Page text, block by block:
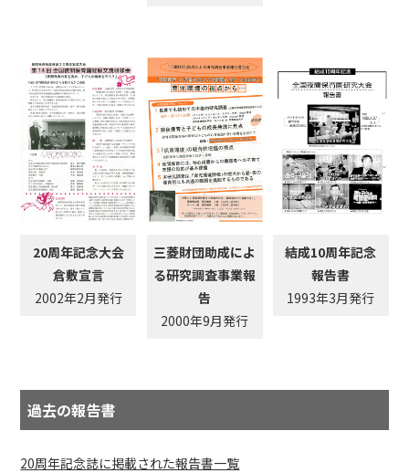
20周年記念大会
倉敷宣言
2002年2月発行
三菱財団助成によ
る研究調査事業報
告
2000年9月発行
結成10周年記念
報告書
1993年3月発行
過去の報告書
20周年記念誌に掲載された報告書一覧